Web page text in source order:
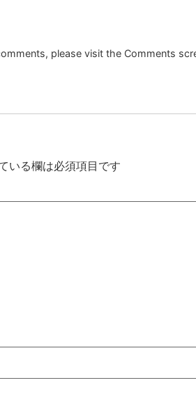
please visit the Comments
いる欄は必須項目です